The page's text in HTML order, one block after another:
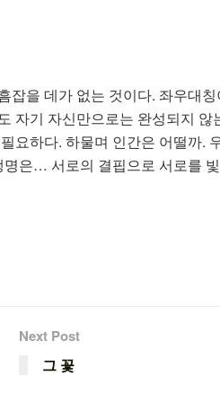
을 데가 없는 것이다. 좌우대
기 자신만으로는 완성되지
요하다. 하물며 인간은 어떨까.
은… 서로의 결핍으로 서로를
Next Post
그 꽃